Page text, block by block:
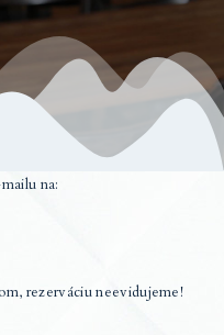
na:
rezerváciu neevidujeme!